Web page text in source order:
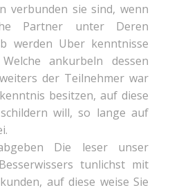
verbunden sie sind, wenn
Partner unter Deren
werden Uber kenntnisse
ankurbeln dessen
der Teilnehmer war
besitzen, auf diese
will, so lange auf
Die leser unser
tunlichst mit
auf diese weise Sie